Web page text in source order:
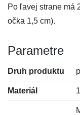
Po ľavej strane má
očka 1,5 cm).
Parametre
Druh produktu
Materiál